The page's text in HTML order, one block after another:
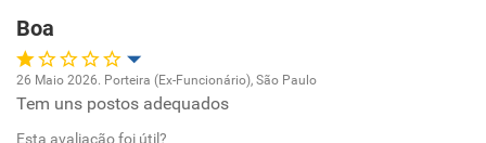
Recomenda esta empresa
Não recomenda a diretoria
Boa
Oportunidade de promoção
26 Maio 2026. Porteira (Ex-Funcionário), São Paulo
Tem uns postos adequados
Esta avaliação foi útil?